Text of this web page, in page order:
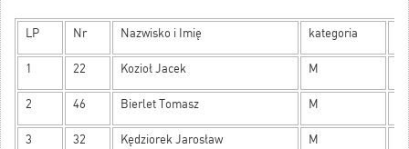
LP Nr Nazwisko i Imię kategoria
1 22 Kozioł Jacek M
2 46 Bierlet Tomasz M
3 32 Kędziorek Jarosław M